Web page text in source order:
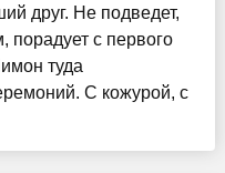
друг. Не подведет,
порадует с первого
туда
С кожурой, с